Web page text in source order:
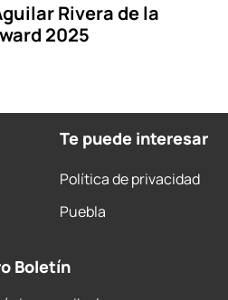
Rivera de la
2025
Te puede interesar
Política de privacidad
Puebla
Boletín